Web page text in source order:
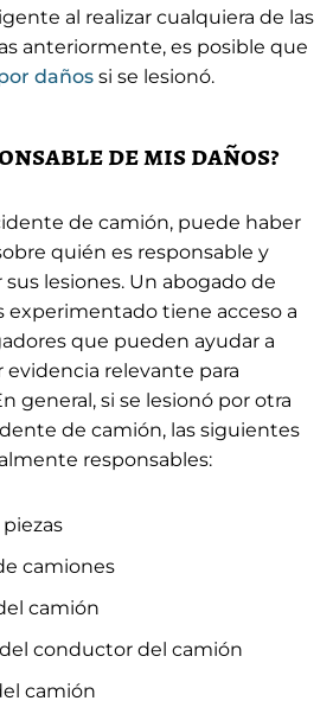
al realizar cualquiera de las
anteriormente, es posible que
daños si se lesionó.
de mis daños?
de camión, puede haber
quién es responsable y
lesiones. Un abogado de
experimentado tiene acceso a
que pueden ayudar a
relevante para
general, si se lesionó por otra
de camión, las siguientes
responsables:
camiones
camión
conductor del camión
camión